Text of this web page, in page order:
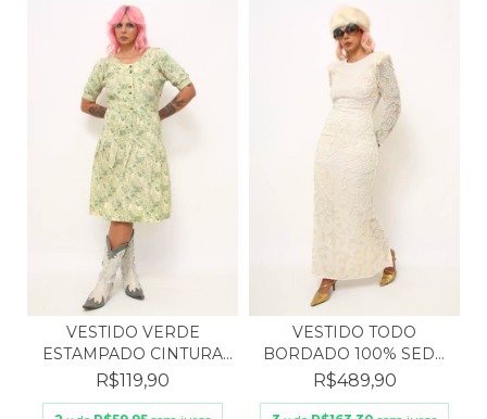
VESTIDO VERDE
ESTAMPADO CINTURA
BAIXA
R$119,90
VESTIDO TODO
BORDADO 100% SEDA
ZENITH FA...
R$489,90